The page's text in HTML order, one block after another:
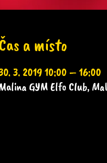
a místo
3. 2019 10:00 – 16:00
GYM Elfo Club,